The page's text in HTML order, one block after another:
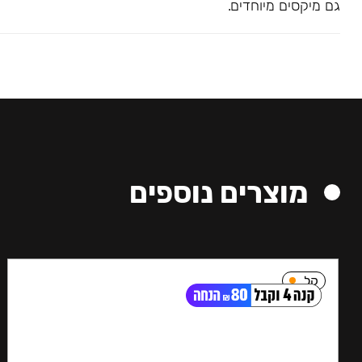
גם מיקסים מיוחדים.
מוצרים נוספים
קל